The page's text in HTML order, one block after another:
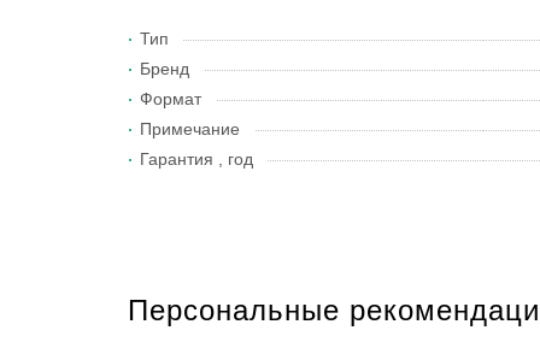
Тип
Бренд
Формат
Примечание
Гарантия , год
Персональные